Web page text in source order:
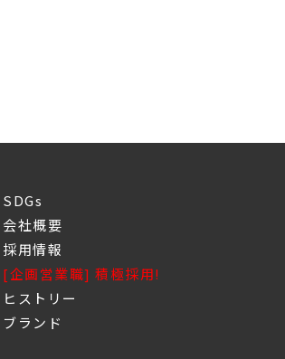
SDGs
会社概要
採用情報
[企画営業職] 積極採用!
ヒストリー
ブランド